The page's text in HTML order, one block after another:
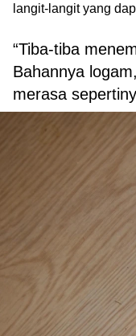
langit-langit yang
“Tiba-tiba
Bahannya
merasa